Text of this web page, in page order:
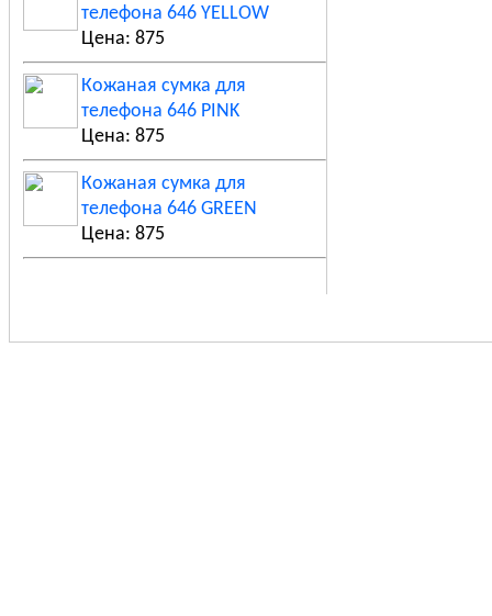
телефона 646 YELLOW
Цена: 875
Кожаная сумка для
телефона 646 PINK
Цена: 875
Кожаная сумка для
телефона 646 GREEN
Цена: 875